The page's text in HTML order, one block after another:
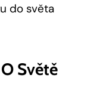
do světa
‌světě